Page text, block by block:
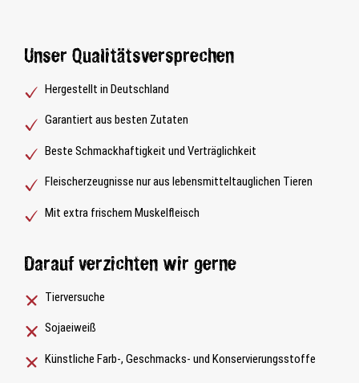
Unser Qualitätsversprechen
Hergestellt in Deutschland
Garantiert aus besten Zutaten
Beste Schmackhaftigkeit und Verträglichkeit
Fleischerzeugnisse nur aus lebensmitteltauglichen Tieren
Mit extra frischem Muskelfleisch
Darauf verzichten wir gerne
Tierversuche
Sojaeiweiß
Künstliche Farb-, Geschmacks- und Konservierungsstoffe